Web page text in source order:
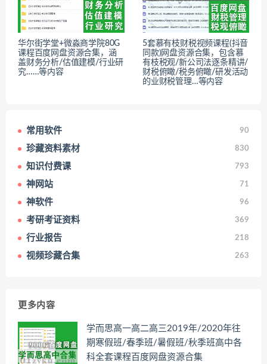
华尔街学堂+微淼商学院80G
课程百度网盘资源合集，涵
盖财务分析/估值建模/行业研
究……等内容
5套慕有枝财税视频课程(抖音
同款)网盘资源合集，包含慕
有枝税观/新公司法逐条精讲/
财税俯瞰/税务俯瞰/研发活动
的业财税管理…等内容
常用软件 90
珍藏资料素材 830
知识付费课 793
神网站 71
神软件 96
考研考证资料 369
行业报告 218
视频珍藏合集 263
更多内容
学而思高一高二高三2019年/2020年往
期寒假班/春季班/暑假班/秋季班高中各
科全套课程百度网盘资源合集